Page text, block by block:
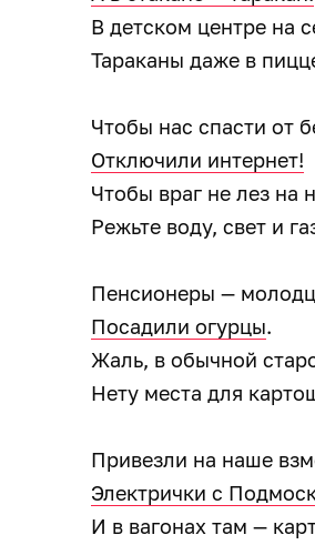
В детском центре на
Тараканы даже в
Чтобы нас спасти от
Отключили интернет!
Чтобы враг не лез на
Режьте воду, свет и
Пенсионеры —
Посадили огурцы.
Жаль, в обычной
Нету места для
Привезли на наше
Электрички с
И в вагонах там —